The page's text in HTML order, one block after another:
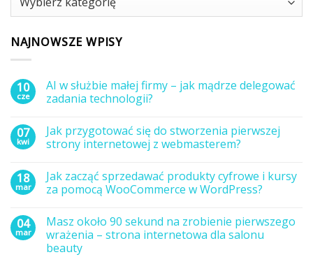
NAJNOWSZE WPISY
10
cze
AI w służbie małej firmy – jak mądrze delegować
zadania technologii?
do
AI
w
firmy
–
jak
zadania
technologii?
07
kwi
Jak przygotować się do stworzenia pierwszej
strony internetowej z webmasterem?
do
Jak
przygotować
stworzenia
pierwszej
strony
internetowej
18
mar
Jak zacząć sprzedawać produkty cyfrowe i kursy
za pomocą WooCommerce w WordPress?
do
Jak
zacząć
sprzedawać
produkty
04
mar
Masz około 90 sekund na zrobienie pierwszego
wrażenia – strona internetowa dla salonu
beauty